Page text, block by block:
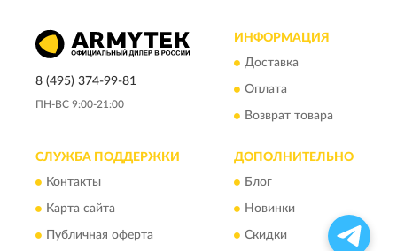
8 (495) 374-99-81
ПН-ВС 9:00-21:00
ИНФОРМАЦИЯ
Доставка
Оплата
Возврат товара
СЛУЖБА ПОДДЕРЖКИ
Контакты
Карта сайта
Публичная оферта
ДОПОЛНИТЕЛЬНО
Блог
Новинки
Скидки